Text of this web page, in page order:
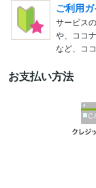
ご利用
サービス
や、ココ
など、コ
お支払い方法